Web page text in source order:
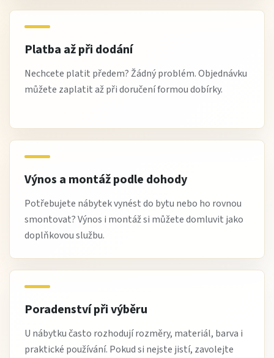
Platba až při dodání
Nechcete platit předem? Žádný problém. Objednávku
můžete zaplatit až při doručení formou dobírky.
Výnos a montáž podle dohody
Potřebujete nábytek vynést do bytu nebo ho rovnou
smontovat? Výnos i montáž si můžete domluvit jako
doplňkovou službu.
Poradenství při výběru
U nábytku často rozhodují rozměry, materiál, barva i
praktické používání. Pokud si nejste jistí, zavolejte